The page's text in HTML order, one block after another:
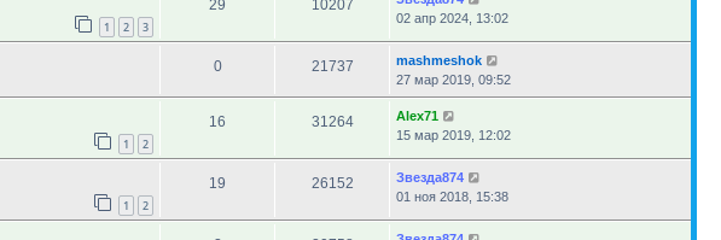
1 2 3
29 10207
02 апр 2024, 13:02
0 21737
mashmeshok
27 мар 2019, 09:52
1 2
16 31264
Alex71
15 мар 2019, 12:02
1 2
19 26152
Звезда874
01 ноя 2018, 15:38